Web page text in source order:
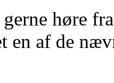
høre
en af de